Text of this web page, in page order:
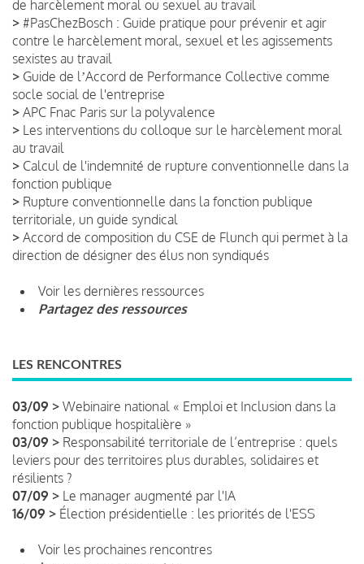
de harcèlement moral ou sexuel au travail
> #PasChezBosch : Guide pratique pour prévenir et agir
contre le harcèlement moral, sexuel et les agissements
sexistes au travail
> Guide de lʼAccord de Performance Collective comme
socle social de l'entreprise
> APC Fnac Paris sur la polyvalence
> Les interventions du colloque sur le harcèlement moral
au travail
> Calcul de l'indemnité de rupture conventionnelle dans la
fonction publique
> Rupture conventionnelle dans la fonction publique
territoriale, un guide syndical
> Accord de composition du CSE de Flunch qui permet à la
direction de désigner des élus non syndiqués
Voir les dernières ressources
Partagez des ressources
LES RENCONTRES
03/09 > Webinaire national « Emploi et Inclusion dans la
fonction publique hospitalière »
03/09 > Responsabilité territoriale de l’entreprise : quels
leviers pour des territoires plus durables, solidaires et
résilients ?
07/09 > Le manager augmenté par l'IA
16/09 > Élection présidentielle : les priorités de l'ESS
Voir les prochaines rencontres